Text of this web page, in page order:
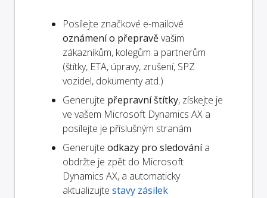
Posílejte značkové e-mailové
oznámení o přepravěvašim
zákazníkům, kolegům a partnerům
(štítky, ETA, úpravy, zrušení, SPZ
vozidel, dokumenty atd.)
Generujte přepravní štítky, získejte je
ve vašem Microsoft Dynamics AX a
posílejte je příslušným stranám
Generujte odkazy pro sledovánía
obdržte je zpět do Microsoft
Dynamics AX, a automaticky
aktualizujte stavy zásilek